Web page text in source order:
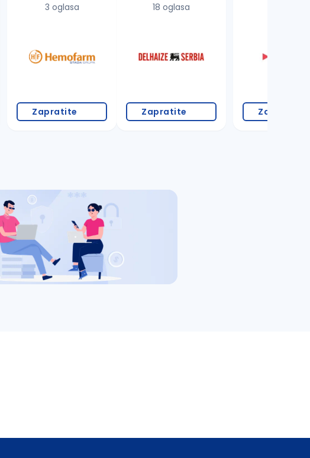
3 oglasa
Zapratite
18 oglasa
Zapratite Zapratite